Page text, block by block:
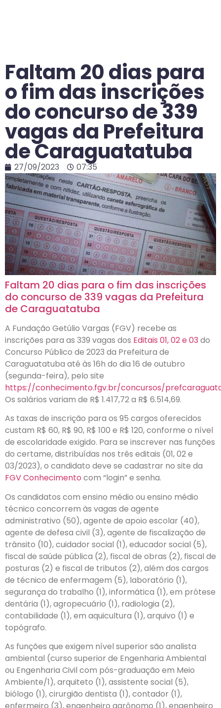
Faltam 20 dias para
o fim das inscrições
do concurso de 339
vagas da Prefeitura
de Caraguatatuba
27/09/2023 07:35
Faltam 20 dias para o fim das inscrições
do concurso de 339 vagas da Prefeitura
de Caraguatatuba
A Fundação Getúlio Vargas (FGV) recebe as
inscrições para as 339 vagas dos Editais 01, 02 e 03do
Concurso Público de 2023 da Prefeitura de
Caraguatatuba até às 16h do dia 16 de outubro
(segunda-feira), pelo site
https://conhecimento.fgv.br/concursos/
Os salários variam de R$ 1.417,72 a R$ 6.514,69.
As taxas de inscrição para os 95 cargos oferecidos
custam R$ 60, R$ 90, R$ 100 e R$ 120, conforme o nível
de escolaridade exigido. Para se inscrever nas funções
do certame, distribuídas nos três editais (01, 02 e
03/2023), o candidato deve se cadastrar no site da
FGV Conhecimento com “login” e senha.
Os candidatos com ensino médio ou ensino médio
técnico concorrem às vagas de agente
administrativo (50), agente de apoio escolar (40),
agente de defesa civil (3), agente de fiscalização de
trânsito (10), cuidador social (1), educador social (5),
fiscal de saúde pública (2), fiscal de obras (2), fiscal de
posturas (2) e fiscal de tributos (2), além dos cargos
de técnico de enfermagem (5), laboratório (1),
segurança do trabalho (1), informática (1), em prótese
dentária (1), agropecuário (1), radiologia (2),
contabilidade (1), em aquicultura (1), arquivo (1) e
topógrafo.
As funções que exigem nível superior são analista
ambiental (curso superior de Engenharia Ambiental
ou Engenharia Civil com pós-graduação em Meio
Ambiente/1), arquiteto (1), assistente social (5),
biólogo (1), cirurgião dentista (1), contador (1),